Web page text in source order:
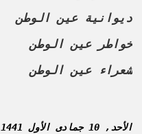
ديوانية عين الوطن
خواطر عين الوطن
شعراء عين الوطن
الأحد, 10 جمادى الأول 1441 هجريا, 5 يناير 2020 ميلاديا.